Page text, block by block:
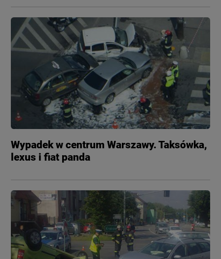
Wypadek w centrum Warszawy. Taksówka,
lexus i fiat panda